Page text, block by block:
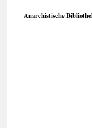
Anarchistische